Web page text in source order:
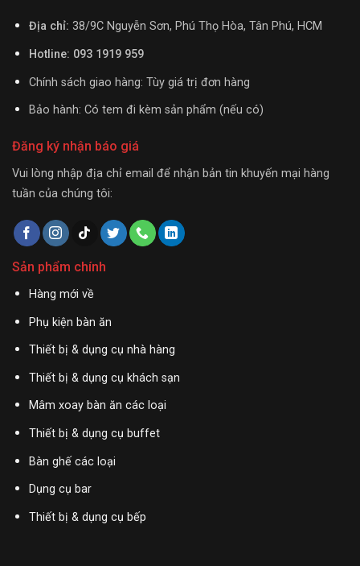
Địa chỉ: 38/9C Nguyễn Sơn, Phú Thọ Hòa, Tân Phú, HCM
Hotline: 093 1919 959
Chính sách giao hàng: Tùy giá trị đơn hàng
Bảo hành: Có tem đi kèm sản phẩm (nếu có)
Đăng ký nhận báo giá
Vui lòng nhập địa chỉ email để nhận bản tin khuyến mại hàng
tuần của chúng tôi:
Sản phẩm chính
Hàng mới về
Phụ kiện bàn ăn
Thiết bị & dụng cụ nhà hàng
Thiết bị & dụng cụ khách sạn
Mâm xoay bàn ăn các loại
Thiết bị & dụng cụ buffet
Bàn ghế các loại
Dụng cụ bar
Thiết bị & dụng cụ bếp